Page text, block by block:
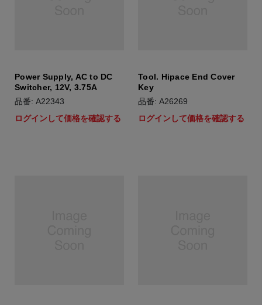
Power Supply, AC to DC
Switcher, 12V, 3.75A
品番: A22343
ログインして価格を確認する
Tool. Hipace End Cover
Key
品番: A26269
ログインして価格を確認する